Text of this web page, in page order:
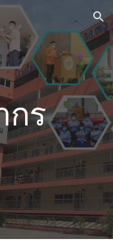
Skip to navigation
ร